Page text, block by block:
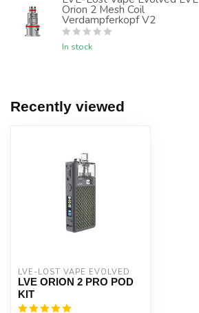
Orion 2 Mesh Coil
Verdampferkopf V2
In stock
Recently viewed
LVE-LOST VAPE EVOLVED
LVE ORION 2 PRO POD
KIT